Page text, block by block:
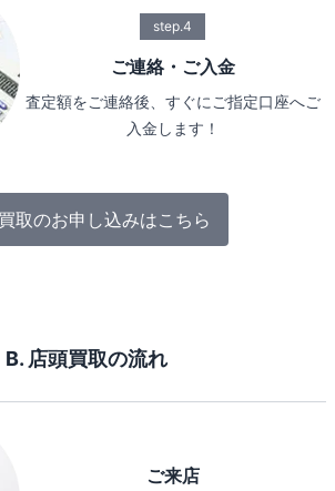
step.4
ご連絡・ご入金
査定額をご連絡後、すぐにご指定口座へご
入金します！
取のお申し込みはこちら
B. 店頭買取の流れ
ご来店